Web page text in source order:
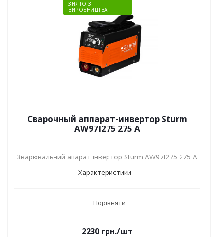
ЗНЯТО З
ВИРОБНИЦТВА
Сварочный аппарат-инвертор Sturm
AW97I275 275 А
Зварювальний апарат-інвертор Sturm AW97I275 275 А
Характеристики
Порівняти
2230 грн./шт